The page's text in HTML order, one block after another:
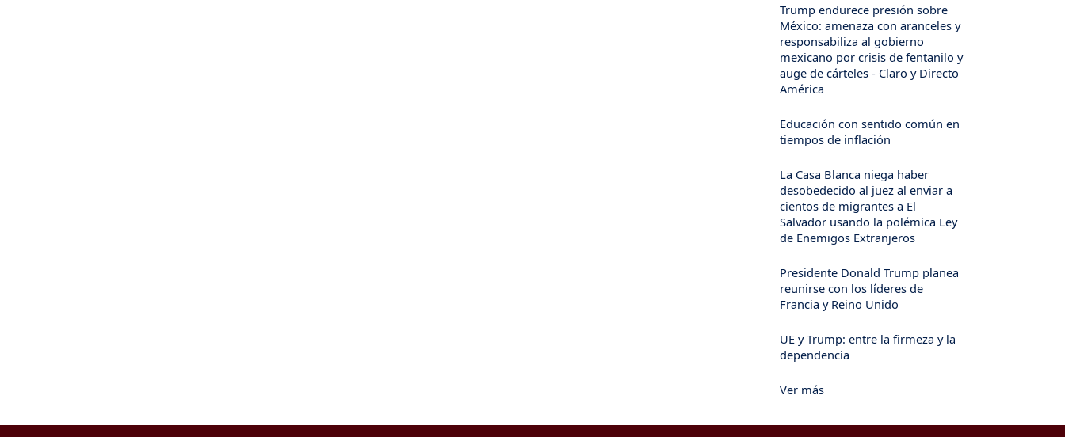
Trump endurece presión sobre
México: amenaza con aranceles y
responsabiliza al gobierno
mexicano por crisis de fentanilo y
auge de cárteles - Claro y Directo
América
Educación con sentido común en
tiempos de inflación
La Casa Blanca niega haber
desobedecido al juez al enviar a
cientos de migrantes a El
Salvador usando la polémica Ley
de Enemigos Extranjeros
Presidente Donald Trump planea
reunirse con los líderes de
Francia y Reino Unido
UE y Trump: entre la firmeza y la
dependencia
Ver más